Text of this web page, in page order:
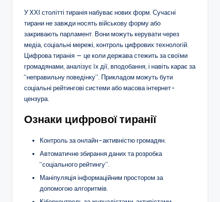
У ХХІ столітті тиранія набуває нових форм. Сучасні
тирани не завжди носять військову форму або
закривають парламент. Вони можуть керувати через
медіа, соціальні мережі, контроль цифрових технологій.
Цифрова тиранія — це коли держава стежить за своїми
громадянами, аналізує їх дії, вподобання, і навіть карає за
“неправильну поведінку”. Прикладом можуть бути
соціальні рейтингові системи або масова інтернет-
цензура.
Ознаки цифрової тиранії
Контроль за онлайн-активністю громадян.
Автоматичне збирання даних та розробка
“соціального рейтингу”.
Маніпуляція інформаційним простором за
допомогою алгоритмів.